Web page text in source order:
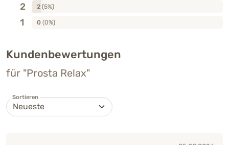
2 2 (5%)
1 0 (0%)
Kundenbewertungen
für "Prosta Relax"
Sortieren